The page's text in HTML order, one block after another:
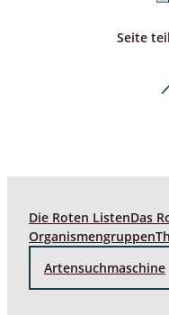
Seite
Die Roten ListenDas
Organismengruppen
Artensuchmaschine